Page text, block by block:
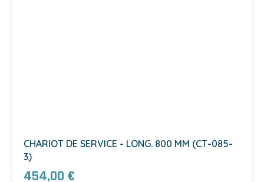
CHARIOT DE SERVICE - LONG. 800 MM (CT-085-
3)
454,00 €